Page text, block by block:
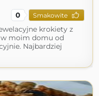
0 Smakowite
krokiety z
w moim domu od
Najbardziej